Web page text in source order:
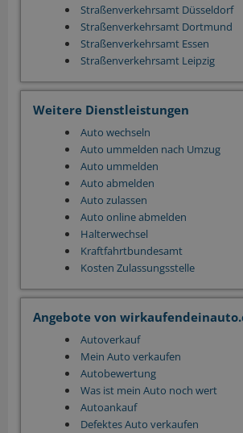
Straßenverkehrsamt Düsseldorf
Straßenverkehrsamt Dortmund
Straßenverkehrsamt Essen
Straßenverkehrsamt Leipzig
Weitere Dienstleistungen
Auto wechseln
Auto ummelden nach Umzug
Auto ummelden
Auto abmelden
Auto zulassen
Auto online abmelden
Halterwechsel
Kraftfahrtbundesamt
Kosten Zulassungsstelle
Angebote von
Autoverkauf
Mein Auto verkaufen
Autobewertung
Was ist mein Auto noch wert
Autoankauf
Defektes Auto verkaufen